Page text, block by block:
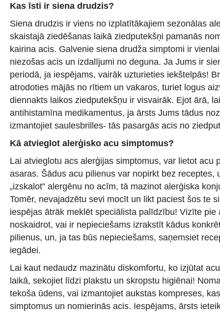
Kas īsti ir siena drudzis?
Siena drudzis ir viens no izplatītākajiem sezonālas
skaistajā ziedēšanas laikā ziedputekšņi pamanās
kairina acis. Galvenie siena drudža simptomi ir
niezošas acis un izdalījumi no deguna. Ja Jums ir
periodā, ja iespējams, vairāk uzturieties iekštelpās!
atrodoties mājās no rītiem un vakaros, turiet logus
diennakts laikos ziedputekšņu ir visvairāk. Ejot ārā,
antihistamīna medikamentus, ja ārsts Jums tādus
izmantojiet saulesbrilles- tās pasargās acis no
Kā atvieglot alerģisko acu simptomus?
Lai atvieglotu acs alerģijas simptomus, var lietot acu
asaras. Šādus acu pilienus var nopirkt bez receptes,
„izskalot” alergēnu no acīm, tā mazinot alerģiska
Tomēr, nevajadzētu sevi mocīt un likt paciest šos te
iespējas ātrāk meklēt speciālista palīdzību! Vizīte pie
noskaidrot, vai ir nepieciešams izrakstīt kādus
pilienus, un, ja tas būs nepieciešams, saņemsiet
iegādei.
Lai kaut nedaudz mazinātu diskomfortu, ko izjūtat
laikā, sekojiet līdzi plakstu un skropstu higiēnai!
tekoša ūdens, vai izmantojiet aukstas kompreses,
simptomus un nomierinās acis. Iespējams, ārsts